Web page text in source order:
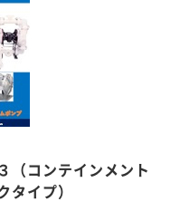
（コンテインメント
イプ）